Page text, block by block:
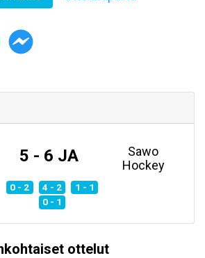
5 - 6 JA
Sawo
Hockey
0 - 2 4 - 2
1 - 1
0 - 1
ottelut